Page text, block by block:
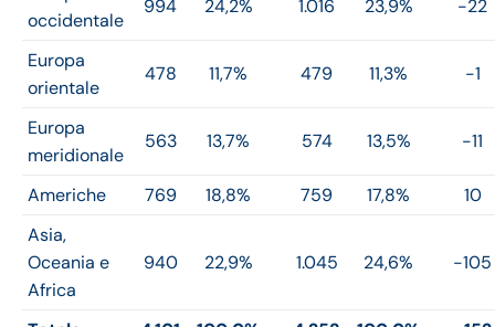
occidentale
994 24,2% 1.016 23,9% -22
Europa
orientale
478 11,7% 479 11,3% -1
Europa
meridionale
563 13,7% 574 13,5% -11
Americhe 769 18,8% 759 17,8%
10
Asia,
Oceania e
Africa
940 22,9% 1.045 24,6% -105